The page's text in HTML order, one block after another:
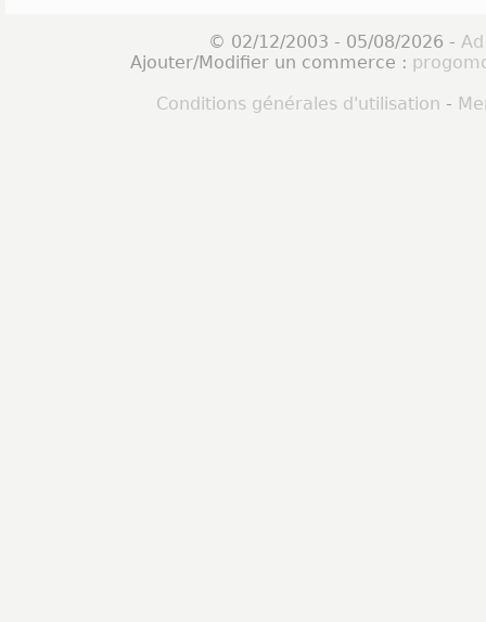
© 02/12/2003 - 05/08/2026 -
Ajouter/Modifier un commerce :
Conditions générales d'utilisation -